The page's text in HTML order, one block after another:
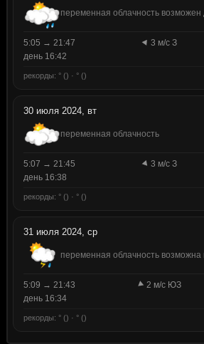
переменная облачность возможен
5:05 → 21:47
3 м/с З
день 16:42
рекорды: ° () · ° ()
30 июля 2024, вт
переменная облачность
5:07 → 21:45
3 м/с З
день 16:38
рекорды: ° () · ° ()
31 июля 2024, ср
переменная облачность возможна
5:09 → 21:43
2 м/с ЮЗ
день 16:34
рекорды: ° () · ° ()